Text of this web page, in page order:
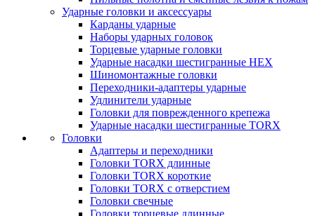
Ударные головки и аксессуары
Карданы ударные
Наборы ударных головок
Торцевые ударные головки
Ударные насадки шестигранные HEX
Шиномонтажные головки
Переходники-адаптеры ударные
Удлинители ударные
Головки для поврежденного крепежа
Ударные насадки шестигранные TORX
Головки
Адаптеры и переходники
Головки TORX длинные
Головки TORX короткие
Головки TORX с отверстием
Головки свечные
Головки торцевые длинные